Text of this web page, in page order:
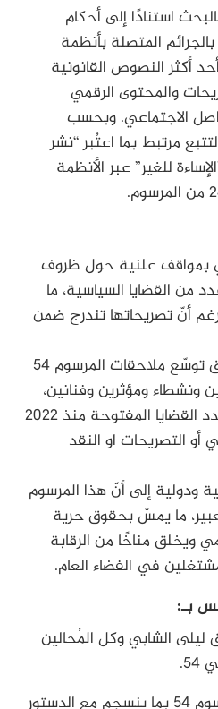
استنادًا إلى أحكام
المتعلّق بالجرائم المتصلة بأنظمة
أكثر النصوص القانونية
والمحتوى الرقمي
الاجتماعي. وبحسب
مرتبط بما اعتُبر “نشر
للغير” عبر الأنظمة
بمواقف علنية حول ظروف
من القضايا السياسية، ما
أنّ تصريحاتها تندرج ضمن
ويأتي استدعاؤها في سياق توسّع ملاحقات المرسوم 54
ومؤثرين وفنانين،
في ظلّ ارتفاع ملحوظ لعدد القضايا المفتوحة منذ 2022
التصريحات او النقد
ودولية إلى أنّ هذا المرسوم
ما يمسّ بحقوق حرية
ويخلق مناخًا من الرقابة
في الفضاء العام.
بـ:
الشابي وكل المُحالين
مراجعة شاملة للمرسوم 54 بما ينسجم مع الدستور